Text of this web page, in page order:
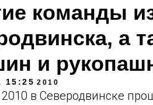
команды
а
и
15:25 2010
в Северодвинске